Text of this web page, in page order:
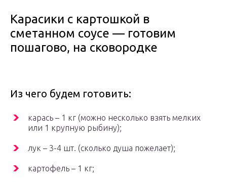
Карасики с картошкой в
сметанном соусе — готовим
пошагово, на сковородке
Из чего будем готовить:
карась – 1 кг (можно несколько взять мелких
или 1 крупную рыбину);
лук – 3-4 шт. (сколько душа пожелает);
картофель – 1 кг;